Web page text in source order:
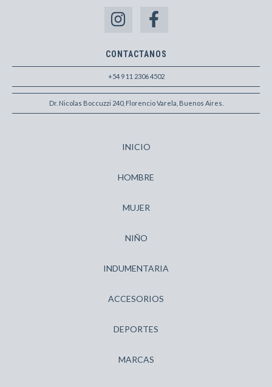
CONTACTANOS
+54 9 11 2306 4502
Dr. Nicolas Boccuzzi 240, Florencio Varela, Buenos Aires.
INICIO
HOMBRE
MUJER
NIÑO
INDUMENTARIA
ACCESORIOS
DEPORTES
MARCAS